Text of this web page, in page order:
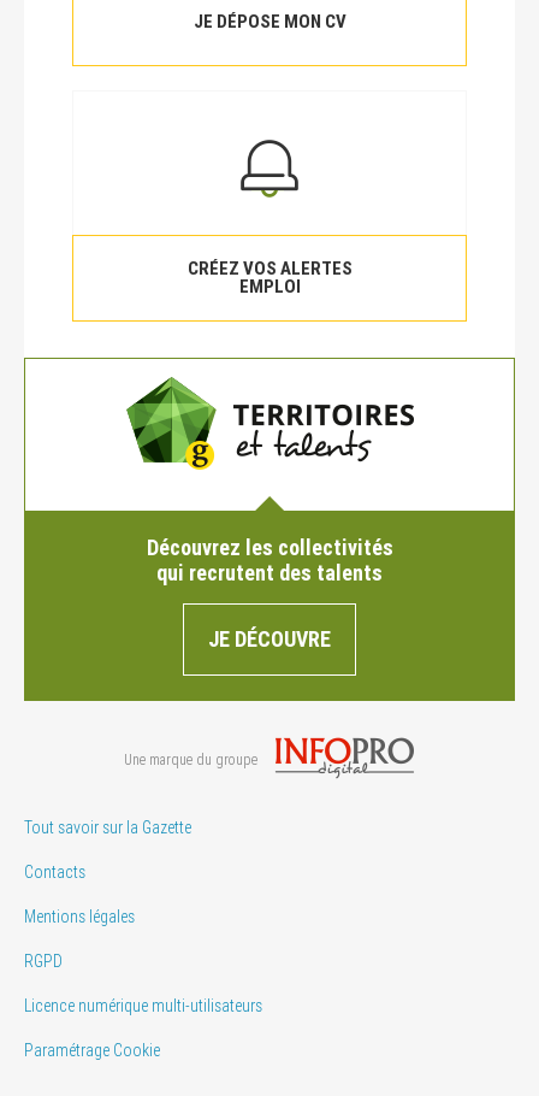
JE DÉPOSE MON CV
CRÉEZ VOS ALERTES
EMPLOI
Découvrez les collectivités
qui recrutent des talents
JE DÉCOUVRE
Une marque du groupe
Tout savoir sur la Gazette
Contacts
Mentions légales
RGPD
Licence numérique multi-utilisateurs
Paramétrage Cookie